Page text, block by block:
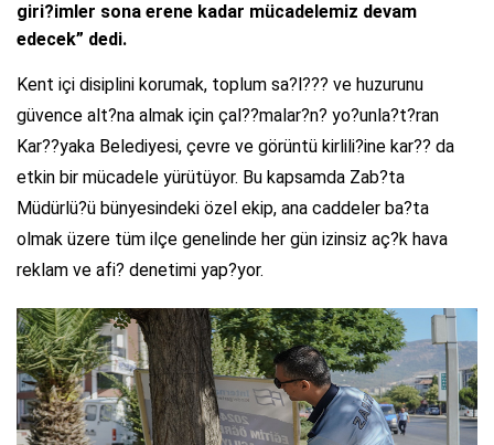
giri?imler sona erene kadar mücadelemiz devam
edecek” dedi.
Kent içi disiplini korumak, toplum sa?l??? ve huzurunu
güvence alt?na almak için çal??malar?n? yo?unla?t?ran
Kar??yaka Belediyesi, çevre ve görüntü kirlili?ine kar?? da
etkin bir mücadele yürütüyor. Bu kapsamda Zab?ta
Müdürlü?ü bünyesindeki özel ekip, ana caddeler ba?ta
olmak üzere tüm ilçe genelinde her gün izinsiz aç?k hava
reklam ve afi? denetimi yap?yor.